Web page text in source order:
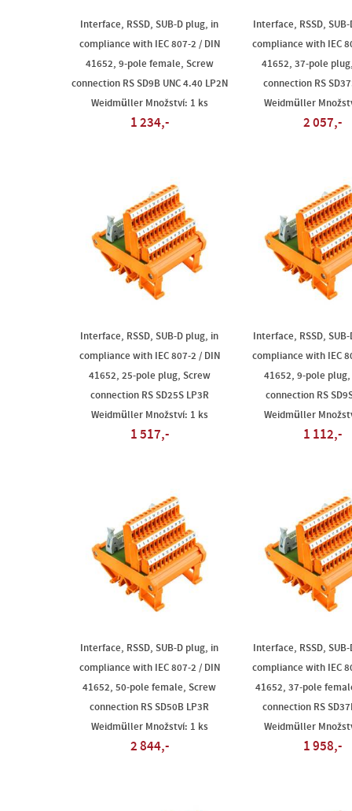
Interface, RSSD, SUB-D plug, in
compliance with IEC 807-2 / DIN
41652, 9-pole female, Screw
connection RS SD9B UNC 4.40 LP2N
Weidmüller Množství: 1 ks
1 234,-
Interface, RSSD,
compliance with IEC
41652, 37-pole
connection RS
Weidmüller
2 057,-
Interface, RSSD, SUB-D plug, in
compliance with IEC 807-2 / DIN
41652, 25-pole plug, Screw
connection RS SD25S LP3R
Weidmüller Množství: 1 ks
1 517,-
Interface, RSSD,
compliance with IEC
41652, 9-pole plug,
connection RS
Weidmüller
1 112,-
Interface, RSSD, SUB-D plug, in
compliance with IEC 807-2 / DIN
41652, 50-pole female, Screw
connection RS SD50B LP3R
Weidmüller Množství: 1 ks
2 844,-
Interface, RSSD,
compliance with IEC
41652, 37-pole
connection RS
Weidmüller
1 958,-